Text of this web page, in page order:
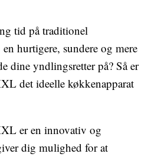
tid på traditionel
hurtigere, sundere og mere
dine yndlingsretter på? Så er
det ideelle køkkenapparat
er en innovativ og
dig mulighed for at